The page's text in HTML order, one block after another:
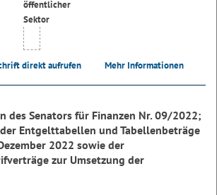
direkt aufrufen Mehr Informationen
des Senators für Finanzen Nr. 09/2022;
Entgelttabellen und Tabellenbeträge
2022 sowie der
zur Umsetzung der